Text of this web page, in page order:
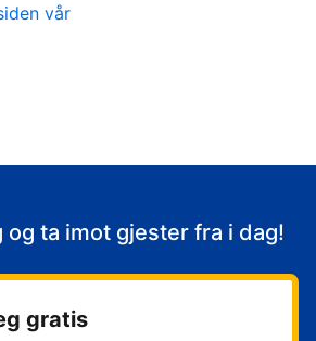
vår
og ta imot gjester fra i dag!
gratis